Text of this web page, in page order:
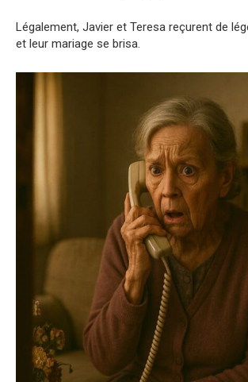
Légalement, Javier et Teresa reçurent de
et leur mariage se brisa.